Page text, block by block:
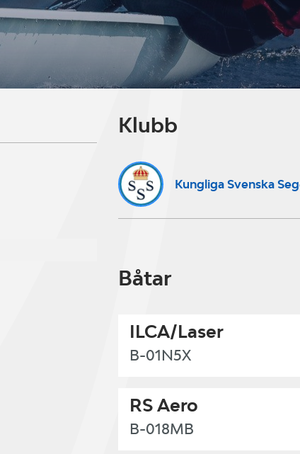
Klubb
Kungliga Svenska
Båtar
ILCA/Laser
B-01N5X
RS Aero
B-018MB